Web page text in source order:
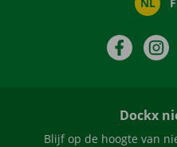
Dockx
Blijf op de hoogte van